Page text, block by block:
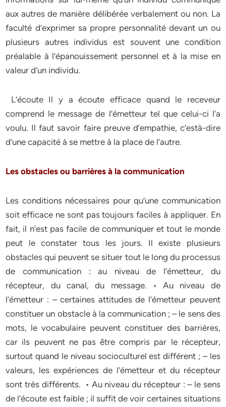
aux autres de manière délibérée verbalement ou non. La
faculté d’exprimer sa propre personnalité devant un ou
plusieurs autres individus est souvent une condition
préalable à l’épanouissement personnel et à la mise en
valeur d’un individu.
L’écoute Il y a écoute efficace quand le receveur
comprend le message de l’émetteur tel que celui-ci l’a
voulu. Il faut savoir faire preuve d’empathie, c’està-dire
d’une capacité à se mettre à la place de l’autre.
Les obstacles ou barrières à la communication
Les conditions nécessaires pour qu’une communication
soit efficace ne sont pas toujours faciles à appliquer. En
fait, il n’est pas facile de communiquer et tout le monde
peut le constater tous les jours. Il existe plusieurs
obstacles qui peuvent se situer tout le long du processus
de communication : au niveau de l’émetteur, du
récepteur, du canal, du message. • Au niveau de
l’émetteur : – certaines attitudes de l’émetteur peuvent
constituer un obstacle à la communication ; – le sens des
mots, le vocabulaire peuvent constituer des barrières,
car ils peuvent ne pas être compris par le récepteur,
surtout quand le niveau socioculturel est différent ; – les
valeurs, les expériences de l’émetteur et du récepteur
sont très différents. • Au niveau du récepteur : – le sens
de l’écoute est faible ; il suffit de voir certaines situations